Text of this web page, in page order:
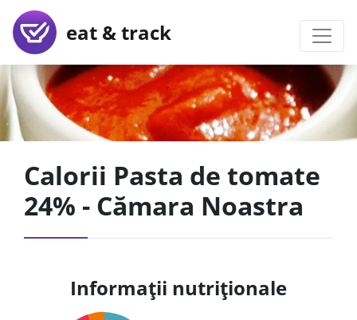
eat & track
Calorii Pasta de tomate
24% - Cămara Noastra
Informații nutriționale